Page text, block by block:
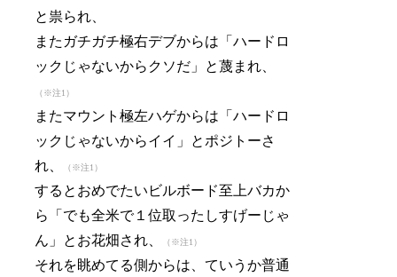
と祟られ、
またガチガチ極右デブからは「ハードロ
ックじゃないからクソだ」と蔑まれ、
（※注1）
またマウント極左ハゲからは「ハードロ
ックじゃないからイイ」とポジトーさ
れ、
（※注1）
するとおめでたいビルボード至上バカか
ら「でも全米で１位取ったしすげーじゃ
ん」とお花畑され、
（※注1）
それを眺めてる側からは、ていうか普通